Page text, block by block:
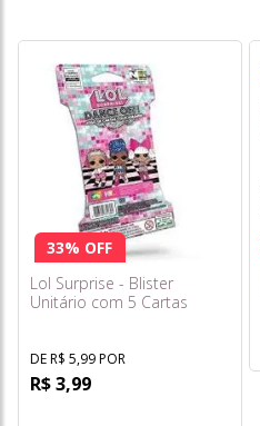
33% OFF
Lol Surprise - Blister
Unitário com 5 Cartas
DE R$ 5,99 POR
R$ 3,99